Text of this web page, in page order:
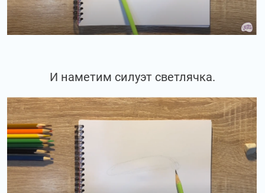
И наметим силуэт светлячка.